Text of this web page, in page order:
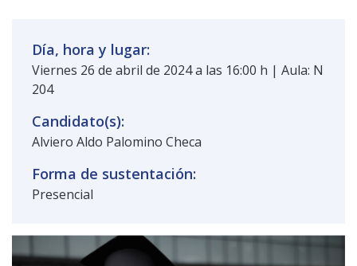
Día, hora y lugar:
Viernes 26 de abril de 2024 a las 16:00 h | Aula: N
204
Candidato(s):
Alviero Aldo Palomino Checa
Forma de sustentación:
Presencial